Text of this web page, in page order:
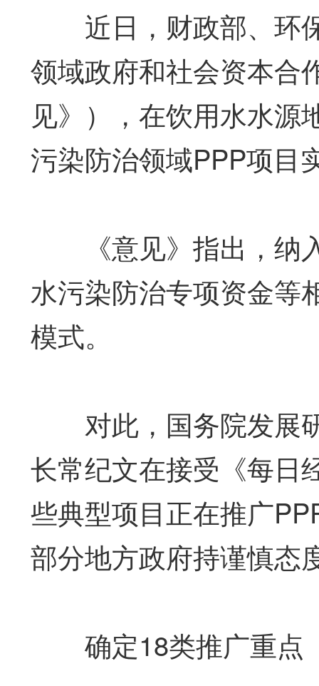
近日，财政部、环
领域政府和社会资本合
见》），在饮用水水源
污染防治领域PPP项目
《意见》指出，纳
水污染防治专项资金等
模式。
对此，国务院发展
长常纪文在接受《每日
些典型项目正在推广
部分地方政府持谨慎态
确定18类推广重点